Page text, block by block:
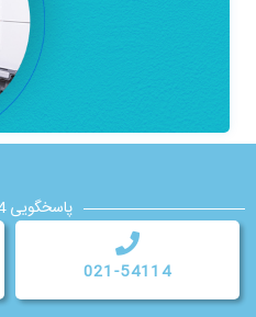
پاسخگویی 24 ساعته
021-54114